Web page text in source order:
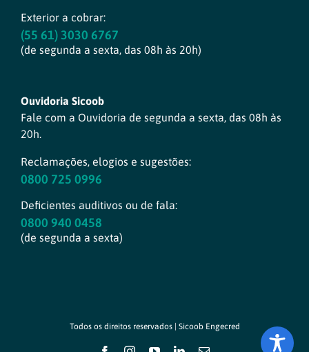
Exterior a cobrar:
(55 61) 3030 6767
(de segunda a sexta, das 08h às 20h)
Ouvidoria Sicoob
Fale com a Ouvidoria de segunda a sexta, das 08h às
20h.
Reclamações, elogios e sugestões:
0800 725 0996
Deficientes auditivos ou de fala:
0800 940 0458
(de segunda a sexta)
Todos os direitos reservados | Sicoob Engecred